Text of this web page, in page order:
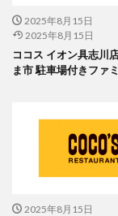
2025年8月15日
2025年8月15日
ココス イオン具志川
ま市 駐車場付きファ
2025年8月15日